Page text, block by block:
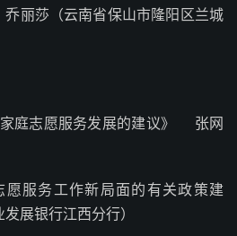
丽莎（云南省保山市隆阳区兰城
家庭志愿服务发展的建议》 张网
愿服务工作新局面的有关政策建
展银行江西分行）